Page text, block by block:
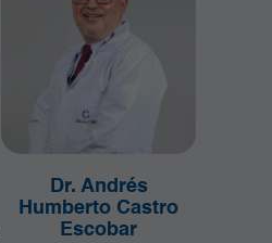
Dr. Andrés
Humberto Castro
Escobar